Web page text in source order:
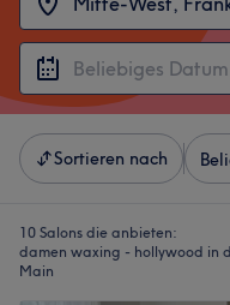
Sortieren nach
10 Salons die anbieten:
damen waxing - hollywood in
Main